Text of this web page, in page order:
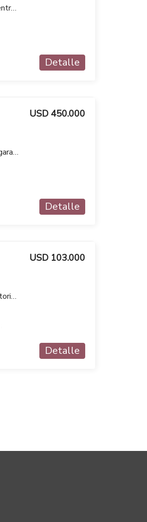
Venta Apartamento 2 Dormitorios Aguada Centro 01 Libertador
Detalle
Casa en venta CON RENTA 12 habitaciones garage gimnasio fondo en Brazo Oriental
USD 450.000
Detalle
A ESTRENAR Venta Tipo duplex de 1 dormitorio Verde Sol en Brazo Oriental
USD 103.000
Detalle